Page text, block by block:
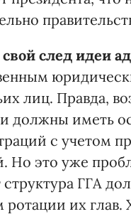
свой след идеи
лиц. Правда,
должны иметь
с учетом
это уже
ГГА
их глав.